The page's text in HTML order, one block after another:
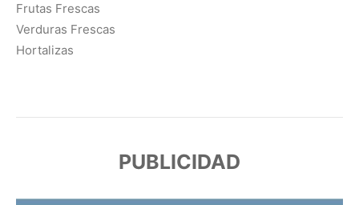
Frutas Frescas
Verduras Frescas
Hortalizas
PUBLICIDAD